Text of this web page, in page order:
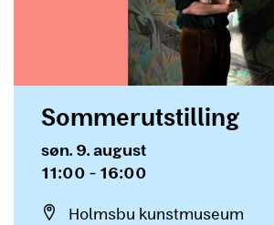
Sommerutstilling
søn. 9. august
11:00 - 16:00
Holmsbu kunstmuseum